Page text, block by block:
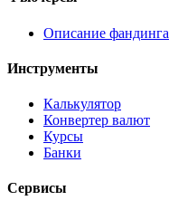
Описание фандинга
Инструменты
Калькулятор
Конвертер валют
Курсы
Банки
Сервисы